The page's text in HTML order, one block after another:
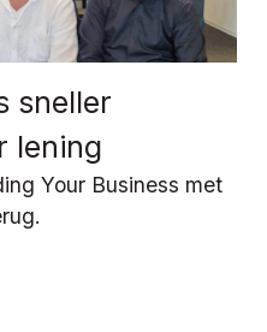
sneller
lening
Your Business met